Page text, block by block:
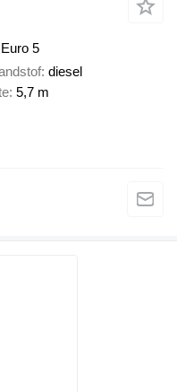
Euro 5
diesel
5,7 m